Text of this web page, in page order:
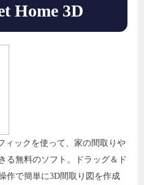
Home 3D
ィックを使って、家の間取りや
る無料のソフト。ドラッグ＆ド
作で簡単に3D間取り図を作成